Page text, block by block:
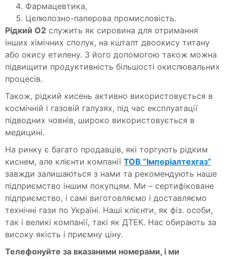
Фармацевтика,
Целюлозно-паперова промисловість.
Рідкий О2 служить як сировина для отримання
інших хімічних сполук, на кшталт двоокису титану
або окису етилену. З його допомогою також можна
підвищити продуктивність більшості окислювальних
процесів.
Також, рідкий кисень активно використовується в
космічній і газовій галузях, під час експлуатації
підводних човнів, широко використовується в
медицині.
На ринку є багато продавців, які торгують рідким
киснем, але клієнти компанії ТОВ “Імперіалтехгаз”
завжди залишаються з нами та рекомендують наше
підприємство іншим покупцям. Ми – сертифіковане
підприємство, і самі виготовляємо і доставляємо
технічні гази по Україні. Наші клієнти, як фіз. особи,
так і великі компанії, такі як ДТЕК. Нас обирають за
високу якість і приємну ціну.
Телефонуйте за вказаними номерами, і ми